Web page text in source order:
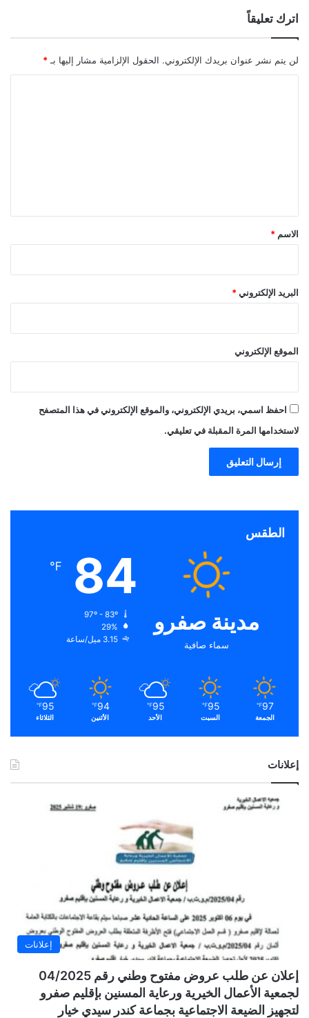
اترك تعليقاً
لن يتم نشر عنوان بريدك الإلكتروني. الحقول الإلزامية مشار إليها بـ *
*
الاسم *
البريد الإلكتروني *
الموقع الإلكتروني
احفظ اسمي، بريدي الإلكتروني، والموقع الإلكتروني في هذا المتصفح
لاستخدامها المرة المقبلة في تعليقي.
الطقس
مدينة صفرو
سماء صافية
84
℉
29%
3.15 ميل/ساعة
97
℉
الجمعة
95
℉
السبت
95
℉
الأحد
94
℉
الأثنين
95
℉
الثلاثاء
إعلانات
إعلانات
إعلان عن طلب عروض مفتوح وطني رقم 04/2025
لجمعية الأعمال الخيرية ورعاية المسنين بإقليم صفرو
لتجهيز الضيعة الاجتماعية بجماعة كندر سيدي خيار